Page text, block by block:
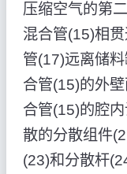
压缩空气的第
混合管(15)相
管(17)远离储
合管(15)的外
合管(15)的腔
散的分散组件
(23)和分散杆